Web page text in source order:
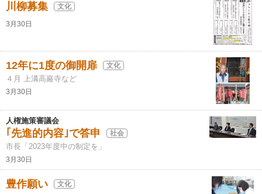
川柳募集 文化
3月30日
12年に1度の御開扉 文化
４月 上溝高巖寺など
3月30日
人権施策審議会
｢先進的内容｣で答申 社会
市長「2023年度中の制定を」
3月30日
豊作願い 文化